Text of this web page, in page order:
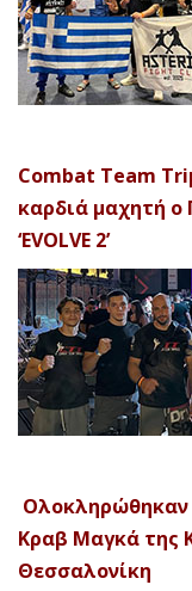
Combat Team
καρδιά μαχητή ο
‘EVOLVE 2’
Ολοκληρώθηκαν
Κραβ Μαγκά της
Θεσσαλονίκη